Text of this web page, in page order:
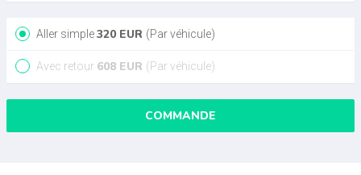
Aller simple320 EUR (Par véhicule)
Avec retour 608 EUR (Par véhicule)
COMMANDE